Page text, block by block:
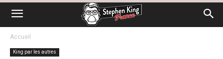
Accueil
King par les autres